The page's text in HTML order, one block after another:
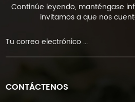
Continúe leyendo, manténgase
invitamos a que nos
CONTÁCTENOS